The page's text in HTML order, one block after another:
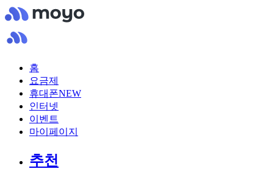
홈
요금제
휴대폰NEW
인터넷
이벤트
마이페이지
추천